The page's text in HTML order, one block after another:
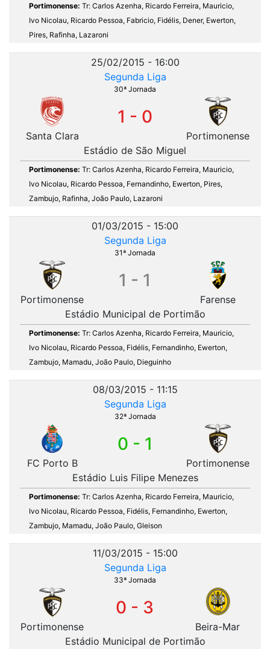
Portimonense: Tr: Carlos Azenha, Ricardo Ferreira, Mauricio,
Ivo Nicolau, Ricardo Pessoa, Fabricio, Fidélis, Dener, Ewerton,
Pires, Rafinha, Lazaroni
25/02/2015 - 16:00
Segunda Liga
30ª Jornada
Santa Clara
1 - 0
Portimonense
Estádio de São Miguel
Portimonense: Tr: Carlos Azenha, Ricardo Ferreira, Mauricio,
Ivo Nicolau, Ricardo Pessoa, Fernandinho, Ewerton, Pires,
Zambujo, Rafinha, João Paulo, Lazaroni
01/03/2015 - 15:00
Segunda Liga
31ª Jornada
Portimonense
1 - 1
Farense
Estádio Municipal de Portimão
Portimonense: Tr: Carlos Azenha, Ricardo Ferreira, Mauricio,
Ivo Nicolau, Ricardo Pessoa, Fidélis, Fernandinho, Ewerton,
Zambujo, Mamadu, João Paulo, Dieguinho
08/03/2015 - 11:15
Segunda Liga
32ª Jornada
FC Porto B
0 - 1
Portimonense
Estádio Luis Filipe Menezes
Portimonense: Tr: Carlos Azenha, Ricardo Ferreira, Mauricio,
Ivo Nicolau, Ricardo Pessoa, Fidélis, Fernandinho, Ewerton,
Zambujo, Mamadu, João Paulo, Gleison
11/03/2015 - 15:00
Segunda Liga
33ª Jornada
Portimonense
0 - 3
Beira-Mar
Estádio Municipal de Portimão